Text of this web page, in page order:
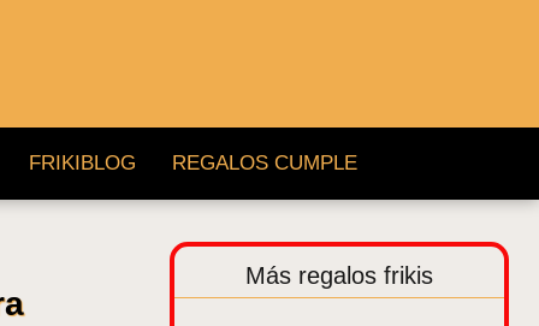
FRIKIBLOG REGALOS CUMPLE
Más regalos frikis